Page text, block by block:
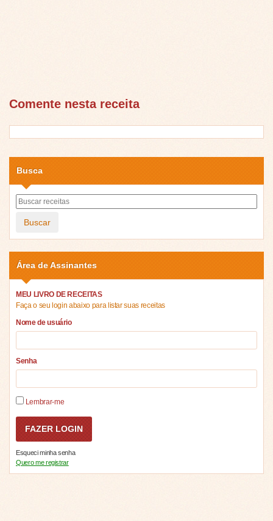
Comente nesta receita
Busca
Buscar
Área de Assinantes
MEU LIVRO DE RECEITAS
Faça o seu login abaixo para listar suas receitas
Nome de usuário
Senha
Lembrar-me
Esqueci minha senha
Quero me registrar